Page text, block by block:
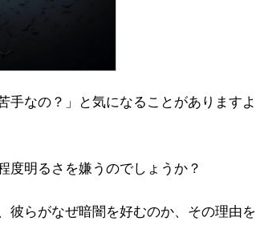
手なの？」と気になることがありますよ
度明るさを嫌うのでしょうか？
彼らがなぜ暗闇を好むのか、その理由を